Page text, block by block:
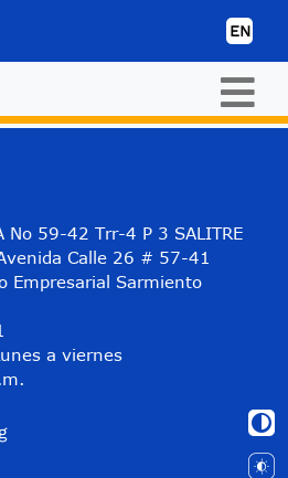
EN
No 59-42 Trr-4 P 3 SALITRE
Calle 26 # 57-41
Empresarial Sarmiento
a viernes